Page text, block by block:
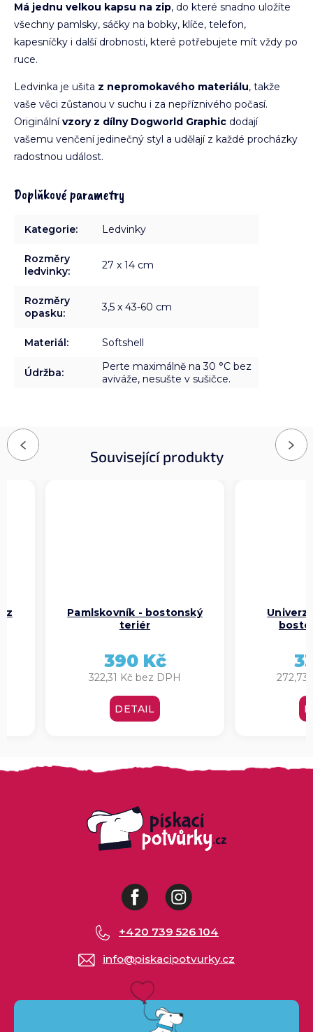
Má jednu velkou kapsu na zip, do které snadno uložíte
všechny pamlsky, sáčky na bobky, klíče, telefon,
kapesníčky i další drobnosti, které potřebujete mít vždy po
ruce.
Ledvinka je ušita z nepromokavého materiálu, takže
vaše věci zůstanou v suchu i za nepříznivého počasí.
Originálnívzory z dílny Dogworld Graphic dodají
vašemu venčení jedinečný styl a udělají z každé procházky
radostnou událost.
Doplňkové parametry
Kategorie: Ledvinky
Rozměry
ledvinky: 27 x 14 cm
Rozměry
opasku: 3,5 x 43-60 cm
Materiál: Softshell
Údržba:
Perte maximálně na 30 °C bez
aviváže, nesušte v sušičce.
Související produkty
Previous
Pamlskovník - bostonský
teriér
322,31 Kč bez DPH
390 Kč
DETAIL
272,73
Next
FacebookInstagram
info@piskacipotvurky.cz
+420 739 526 104